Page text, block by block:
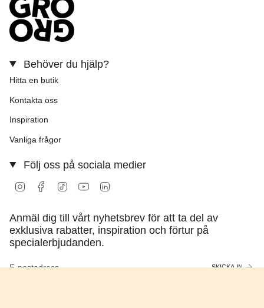
Behöver du hjälp?
Hitta en butik
Kontakta oss
Inspiration
Vanliga frågor
Följ oss på sociala medier
InstagramFacebook
TikTok YouTube
Anmäl dig till vårt nyhetsbrev för att ta del av
exklusiva rabatter, inspiration och förtur på
specialerbjudanden.
SKICKA IN